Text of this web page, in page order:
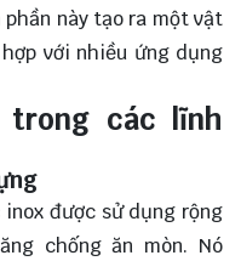
này tạo ra một vật
với nhiều ứng dụng
các lĩnh
được sử dụng rộng
chống ăn mòn. Nó